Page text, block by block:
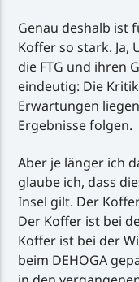
Genau deshalb ist
Koffer so stark. Ja,
die FTG und ihren
eindeutig: Die
Erwartungen
Ergebnisse folgen.
Aber je länger ich
glaube ich, dass
Insel gilt. Der
Der Koffer ist bei
Koffer ist bei der
beim DEHOGA